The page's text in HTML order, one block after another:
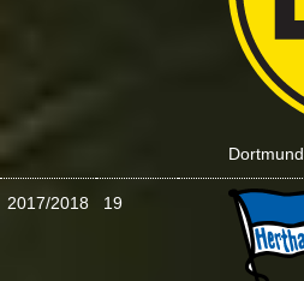
Dortmund
2017/2018 19